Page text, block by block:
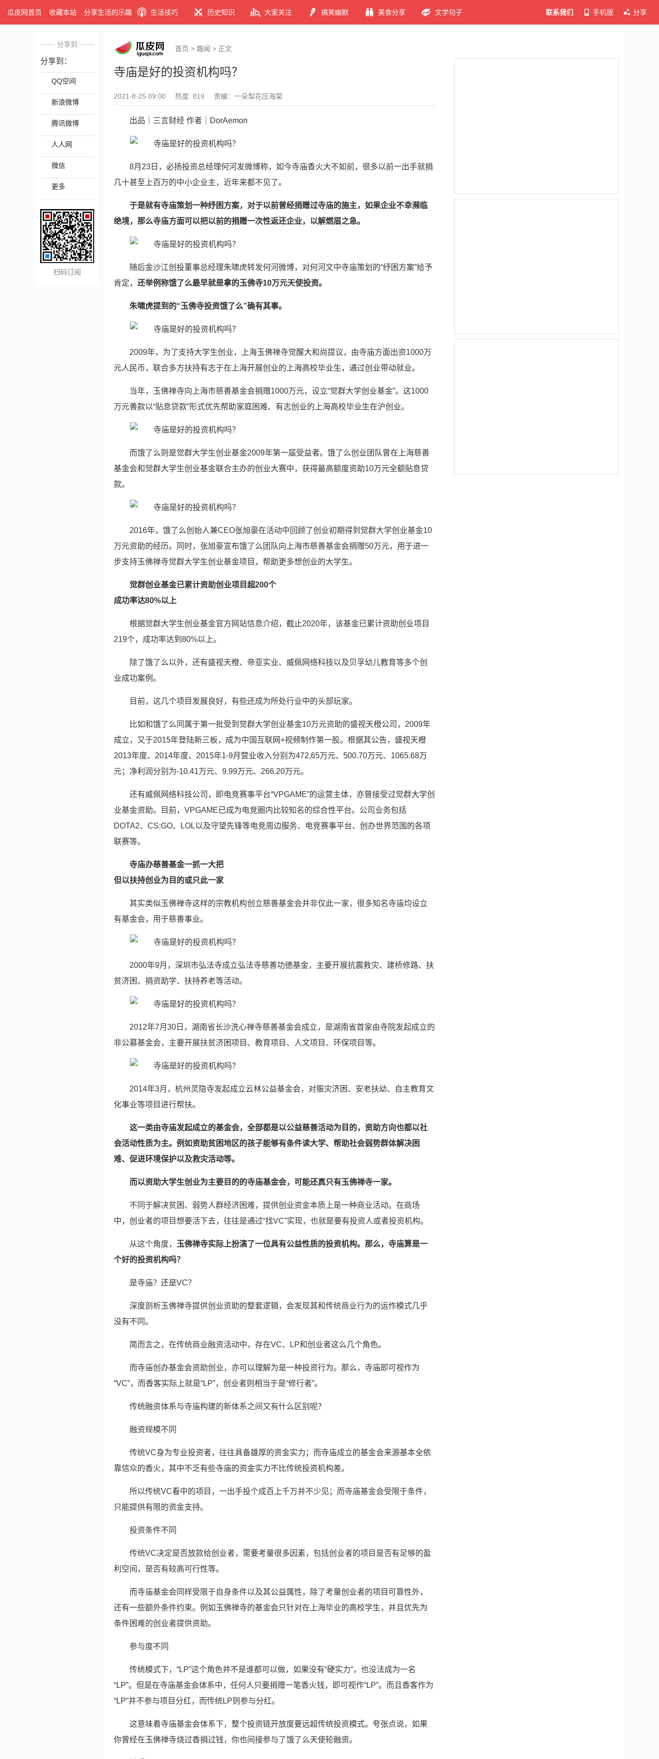
瓜皮网首页 收藏本站 分享生活的乐趣 生活技巧 历史知识 大家关注 搞笑幽默 美食分享 文学句子 联系我们 手机版 分享
分享到
分享到：
QQ空间
新浪微博
腾讯微博
人人网
微信
更多
扫码订阅
首页 > 趣闻 > 正文
寺庙是好的投资机构吗？
2021-8-25 09:00 热度: 819 责编：一朵梨花压海棠
出品｜三言财经 作者｜DorAemon
8月23日，必扬投资总经理何河发微博称，如今寺庙香火大不如前，很多以前一出手就捐
几十甚至上百万的中小企业主，近年来都不见了。
于是就有寺庙策划一种纾困方案，对于以前曾经捐赠过寺庙的施主，如果企业不幸濒临
绝境，那么寺庙方面可以把以前的捐赠一次性返还企业，以解燃眉之急。
随后金沙江创投董事总经理朱啸虎转发何河微博，对何河文中寺庙策划的“纾困方案”给予
肯定， 还举例称饿了么最早就是拿的玉佛寺10万元天使投资。
朱啸虎提到的“玉佛寺投资饿了么”确有其事。
2009年，为了支持大学生创业，上海玉佛禅寺觉醒大和尚提议，由寺庙方面出资1000万
元人民币，联合多方扶持有志于在上海开展创业的上海高校毕业生，通过创业带动就业。
当年，玉佛禅寺向上海市慈善基金会捐赠1000万元，设立“觉群大学创业基金”。这1000
万元善款以“贴息贷款”形式优先帮助家庭困难、有志创业的上海高校毕业生在沪创业。
而饿了么则是觉群大学生创业基金2009年第一届受益者。饿了么创业团队曾在上海慈善
基金会和觉群大学生创业基金联合主办的创业大赛中，获得最高额度资助10万元全额贴息贷
款。
2016年，饿了么创始人兼CEO张旭豪在活动中回顾了创业初期得到觉群大学创业基金10
万元资助的经历。同时，张旭豪宣布饿了么团队向上海市慈善基金会捐赠50万元，用于进一
步支持玉佛禅寺觉群大学生创业基金项目，帮助更多想创业的大学生。
觉群创业基金已累计资助创业项目超200个
成功率达80%以上
根据觉群大学生创业基金官方网站信息介绍，截止2020年，该基金已累计资助创业项目
219个，成功率达到80%以上。
除了饿了么以外，还有盛视天橙、帝亚实业、威佩网络科技以及贝孚幼儿教育等多个创
业成功案例。
目前，这几个项目发展良好，有些还成为所处行业中的头部玩家。
比如和饿了么同属于第一批受到觉群大学创业基金10万元资助的盛视天橙公司，2009年
成立，又于2015年登陆新三板，成为中国互联网+视频制作第一股。根据其公告，盛视天橙
2013年度、2014年度、2015年1-9月营业收入分别为472.65万元、500.70万元、1065.68万
元；净利润分别为-10.41万元、9.99万元、266.20万元。
还有威佩网络科技公司，即电竞赛事平台“VPGAME”的运营主体，亦曾接受过觉群大学创
业基金资助。目前，VPGAME已成为电竞圈内比较知名的综合性平台。公司业务包括
DOTA2、CS:GO、LOL以及守望先锋等电竞周边服务、电竞赛事平台、创办世界范围的各项
联赛等。
寺庙办慈善基金一抓一大把
但以扶持创业为目的或只此一家
其实类似玉佛禅寺这样的宗教机构创立慈善基金会并非仅此一家，很多知名寺庙均设立
有基金会，用于慈善事业。
2000年9月，深圳市弘法寺成立弘法寺慈善功德基金，主要开展抗震救灾、建桥修路、扶
贫济困、捐资助学、扶持养老等活动。
2012年7月30日，湖南省长沙洗心禅寺慈善基金会成立，是湖南省首家由寺院发起成立的
非公募基金会，主要开展扶贫济困项目、教育项目、人文项目、环保项目等。
2014年3月，杭州灵隐寺发起成立云林公益基金会，对赈灾济困、安老扶幼、自主教育文
化事业等项目进行帮扶。
这一类由寺庙发起成立的基金会，全部都是以公益慈善活动为目的，资助方向也都以社
会活动性质为主。例如资助贫困地区的孩子能够有条件读大学、帮助社会弱势群体解决困
难、促进环境保护以及救灾活动等。
而以资助大学生创业为主要目的的寺庙基金会，可能还真只有玉佛禅寺一家。
不同于解决贫困、弱势人群经济困难，提供创业资金本质上是一种商业活动。在商场
中，创业者的项目想要活下去，往往是通过“找VC”实现，也就是要有投资人或者投资机构。
从这个角度，
玉佛禅寺实际上扮演了一位具有公益性质的投资机构。那么，寺庙算是一
个好的投资机构吗？
是寺庙？还是VC？
深度剖析玉佛禅寺提供创业资助的整套逻辑，会发现其和传统商业行为的运作模式几乎
没有不同。
简而言之，在传统商业融资活动中，存在VC、LP和创业者这么几个角色。
而寺庙创办基金会资助创业，亦可以理解为是一种投资行为。那么，寺庙即可视作为
“VC”，而香客实际上就是“LP”，创业者则相当于是“修行者”。
传统融资体系与寺庙构建的新体系之间又有什么区别呢？
融资规模不同
传统VC身为专业投资者，往往具备雄厚的资金实力；而寺庙成立的基金会来源基本全依
靠信众的香火，其中不乏有些寺庙的资金实力不比传统投资机构差。
所以传统VC看中的项目，一出手投个成百上千万并不少见；而寺庙基金会受限于条件，
只能提供有限的资金支持。
投资条件不同
传统VC决定是否放款给创业者，需要考量很多因素，包括创业者的项目是否有足够的盈
利空间，是否有较高可行性等。
而寺庙基金会同样受限于自身条件以及其公益属性，除了考量创业者的项目可靠性外，
还有一些额外条件约束。例如玉佛禅寺的基金会只针对在上海毕业的高校学生，并且优先为
条件困难的创业者提供资助。
参与度不同
传统模式下，“LP”这个角色并不是谁都可以做，如果没有“硬实力”，也没法成为一名
“LP”。但是在寺庙基金会体系中，任何人只要捐赠一笔香火钱，即可视作“LP”。而且香客作为
“LP”并不参与项目分红，而传统LP则参与分红。
这意味着寺庙基金会体系下，整个投资链开放度要远超传统投资模式。夸张点说，如果
你曾经在玉佛禅寺烧过香捐过钱，你也间接参与了饿了么天使轮融资。